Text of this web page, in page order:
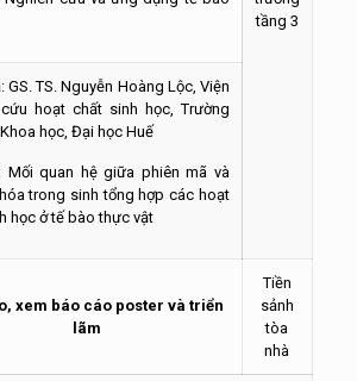
tầng 3
GS. TS. Nguyễn Hoàng Lộc, Viện
hoạt chất sinh học, Trường
học, Đại học Huế
Mối quan hệ giữa phiên mã và
trong sinh tổng hợp các hoạt
học ở tế bào thực vật
xem báo cáo poster và triển
lãm
Tiền
sảnh
tòa
nhà